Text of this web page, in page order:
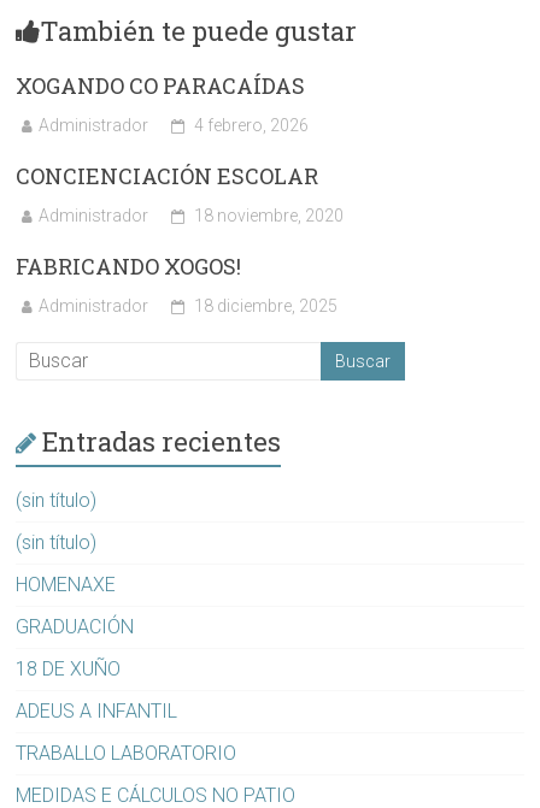
También te puede gustar
XOGANDO CO PARACAÍDAS
Administrador 4 febrero, 2026
CONCIENCIACIÓN ESCOLAR
Administrador 18 noviembre, 2020
FABRICANDO XOGOS!
Administrador 18 diciembre, 2025
Entradas recientes
(sin título)
(sin título)
HOMENAXE
GRADUACIÓN
18 DE XUÑO
ADEUS A INFANTIL
TRABALLO LABORATORIO
MEDIDAS E CÁLCULOS NO PATIO